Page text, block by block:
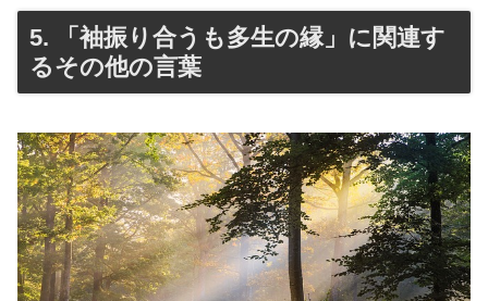
5. 「袖振り合うも多生の縁」に関連す
るその他の言葉